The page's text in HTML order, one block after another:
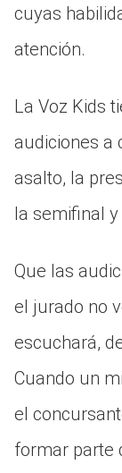
cuyas
atención.
La Voz Kids
audiciones a
asalto, la
la semifinal
Que las
el jurado no
escuchará,
Cuando un
el
formar parte